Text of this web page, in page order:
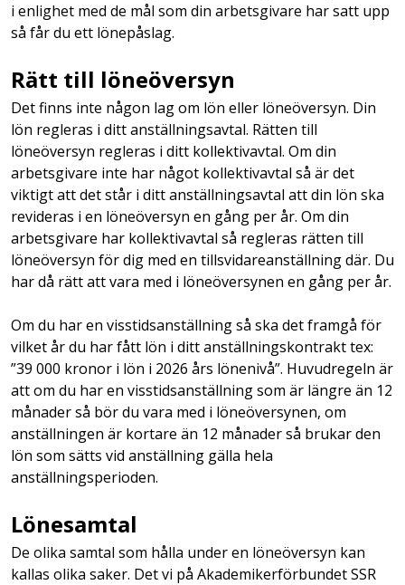
i enlighet med de mål som din arbetsgivare har satt upp
så får du ett lönepåslag.
Rätt till löneöversyn
Det finns inte någon lag om lön eller löneöversyn. Din
lön regleras i ditt anställningsavtal. Rätten till
löneöversyn regleras i ditt kollektivavtal. Om din
arbetsgivare inte har något kollektivavtal så är det
viktigt att det står i ditt anställningsavtal att din lön ska
revideras i en löneöversyn en gång per år. Om din
arbetsgivare har kollektivavtal så regleras rätten till
löneöversyn för dig med en tillsvidareanställning där. Du
har då rätt att vara med i löneöversynen en gång per år.
Om du har en visstidsanställning så ska det framgå för
vilket år du har fått lön i ditt anställningskontrakt tex:
”39 000 kronor i lön i 2026 års lönenivå”. Huvudregeln är
att om du har en visstidsanställning som är längre än 12
månader så bör du vara med i löneöversynen, om
anställningen är kortare än 12 månader så brukar den
lön som sätts vid anställning gälla hela
anställningsperioden.
Lönesamtal
De olika samtal som hålla under en löneöversyn kan
kallas olika saker. Det vi på Akademikerförbundet SSR